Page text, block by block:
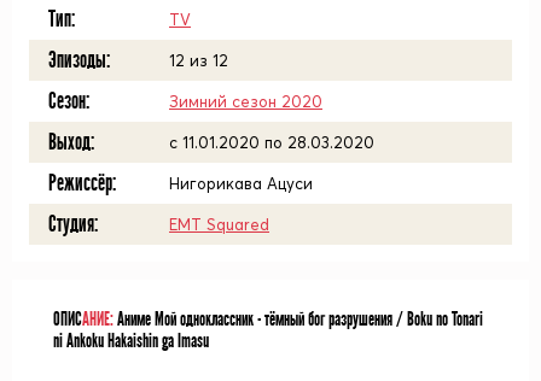
Тип: TV
Эпизоды: 12 из 12
Сезон: Зимний сезон 2020
Выход: c 11.01.2020 по 28.03.2020
Режиссёр: Нигорикава Ацуси
Студия: EMT Squared
ОПИСАНИЕ:Аниме Мой одноклассник - тёмный бог разрушения / Boku no Tonari
ni Ankoku Hakaishin ga Imasu